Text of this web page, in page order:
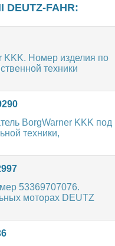
DEUTZ-FAHR:
KKK. Номер изделия по
техники
BorgWarner KKK под
техники,
53369707076.
моторах DEUTZ